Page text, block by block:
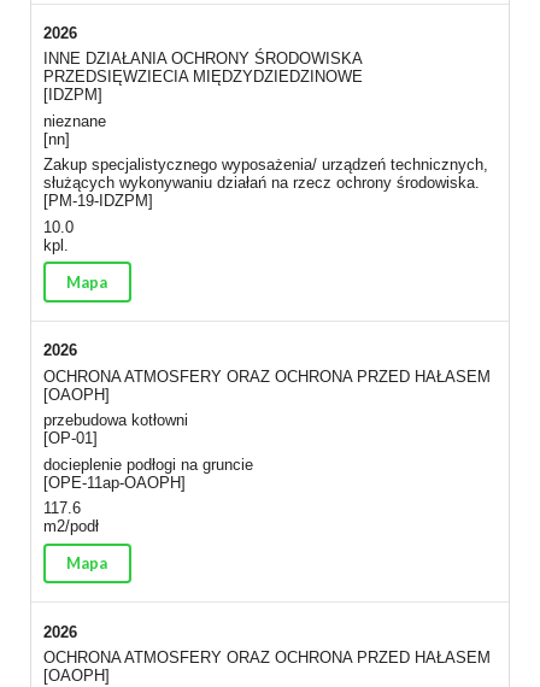
2026
INNE DZIAŁANIA OCHRONY ŚRODOWISKA
PRZEDSIĘWZIECIA MIĘDZYDZIEDZINOWE
[IDZPM]
nieznane
[nn]
Zakup specjalistycznego wyposażenia/ urządzeń technicznych,
służących wykonywaniu działań na rzecz ochrony środowiska.
[PM-19-IDZPM]
10.0
kpl.
Mapa
2026
OCHRONA ATMOSFERY ORAZ OCHRONA PRZED HAŁASEM
[OAOPH]
przebudowa kotłowni
[OP-01]
docieplenie podłogi na gruncie
[OPE-11ap-OAOPH]
117.6
m2/podł
Mapa
2026
OCHRONA ATMOSFERY ORAZ OCHRONA PRZED HAŁASEM
[OAOPH]